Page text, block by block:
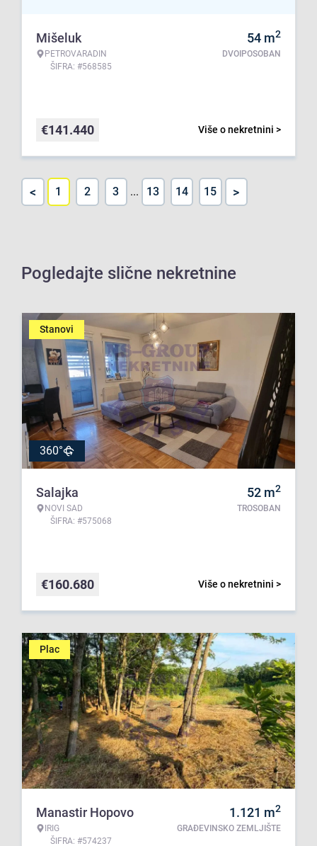
Mišeluk
PETROVARADIN
ŠIFRA: #568585
54 m2
DVOIPOSOBAN
Više o nekretnini >
€141.440
< 1 2 3 ... 13 14 15 >
Pogledajte slične nekretnine
Stanovi
360°
Salajka
NOVI SAD
ŠIFRA: #575068
52 m2
TROSOBAN
Više o nekretnini >
€160.680
Plac
Manastir Hopovo
IRIG
ŠIFRA: #574237
1.121 m2
GRAĐEVINSKO ZEMLJIŠTE